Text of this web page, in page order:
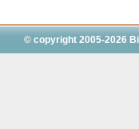
© copyright 2005-2026